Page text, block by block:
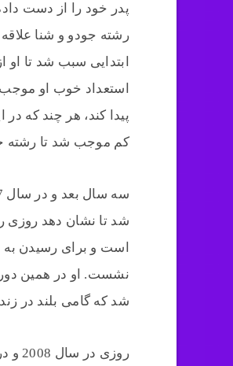
پدر خود را از دست
رشته جودو و شنا
پیدا کند، هر چند که
کم موجب شد تا رشته
شد تا نشان دهد روزی
است و برای رسیدن به
نشست. او در همین
شد که گامی بلند در